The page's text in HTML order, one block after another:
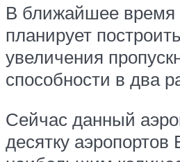
В ближайшее время
планирует
увеличения
способности в два
Сейчас данный
десятку